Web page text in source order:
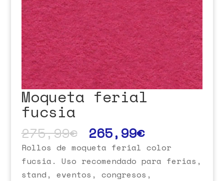
Moqueta ferial
fucsia
275,99€ 265,99€
Rollos de moqueta ferial color
fucsia. Uso recomendado para ferias,
stand, eventos, congresos,